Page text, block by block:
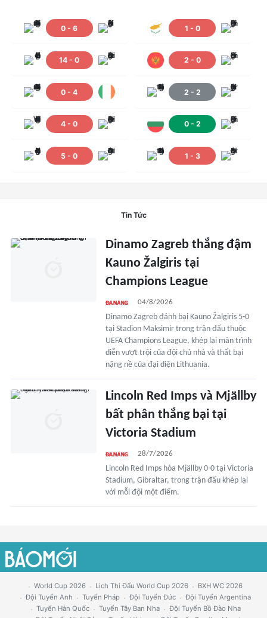
02 Carrington
16 Kai Mauro
22 Peacock
12 Gertmonas
Kazukolovas
06 Vareika
0 -6
14 -0
0 -4
4 -0
5 -0
1 - 0
2 - 0
2 - 2
0- 2
1 - 3
Tin Tức
Dinamo Zagreb thắng đậm
Kauno Žalgiris tại
Champions League
04/8/2026
Dinamo Zagreb đánh bại Kauno Žalgiris 5-0
tại Stadion Maksimir trong trận đấu thuộc
UEFA Champions League, khép lại màn trình
diễn vượt trội của đội chủ nhà và thất bại
nặng nề của đại diện Lithuania.
Lincoln Red Imps và Mjällby
bất phân thắng bại tại
Victoria Stadium
28/7/2026
Lincoln Red Imps hòa Mjällby 0-0 tại Victoria
Stadium, Gibraltar, trong trận đấu khép lại
với mỗi đội một điểm.
World Cup 2026 Lịch Thi Đấu World Cup 2026
BXH WC 2026
Đội Tuyển Anh
Tuyển Pháp Đội Tuyển Đức
Đội Tuyển Argentina
Tuyển Hàn Quốc
Tuyển Tây Ban Nha
Đội Tuyển Bồ Đào Nha